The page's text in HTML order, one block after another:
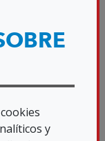
y
27